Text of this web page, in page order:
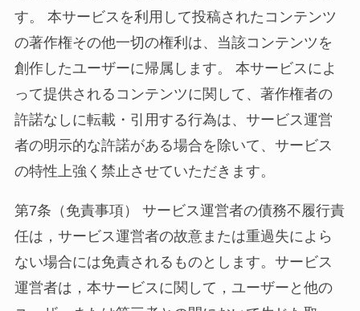
す。 本サービスを利用して投稿されたコンテンツ
の著作権その他一切の権利は、当該コンテンツを
創作したユーザーに帰属します。 本サービスによ
って提供されるコンテンツに関して、著作権者の
許諾なしに転載・引用する行為は、サービス運営
者の明示的な許諾がある場合を除いて、サービス
の特性上強く禁止させていただきます。
第7条（免責事項） サービス運営者の債務不履行責
任は，サービス運営者の故意または重過失によら
ない場合には免責されるものとします。サービス
運営者は，本サービスに関して，ユーザーと他の